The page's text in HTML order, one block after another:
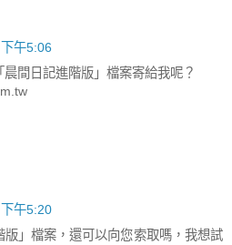
午5:06
間日記進階版」檔案寄給我呢？
午5:20
版」檔案，還可以向您索取嗎，我想試